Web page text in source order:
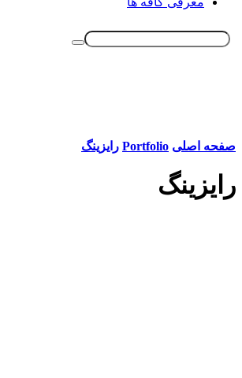
صفحه اصلی Portfolio رایزینگ
رایزینگ